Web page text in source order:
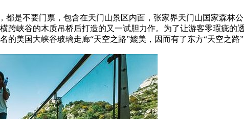
是不要门票，包含在天门山景区内面，张家界天门山国家森林
跨峡谷的木质吊桥后打造的又一试胆力作。为了让游客零瑕疵
的美国大峡谷玻璃走廊“天空之路”媲美，因而有了东方“天空之路